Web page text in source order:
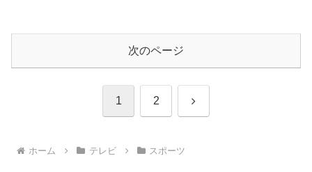
次のページ
1 2 次
ホーム テレビ スポーツ